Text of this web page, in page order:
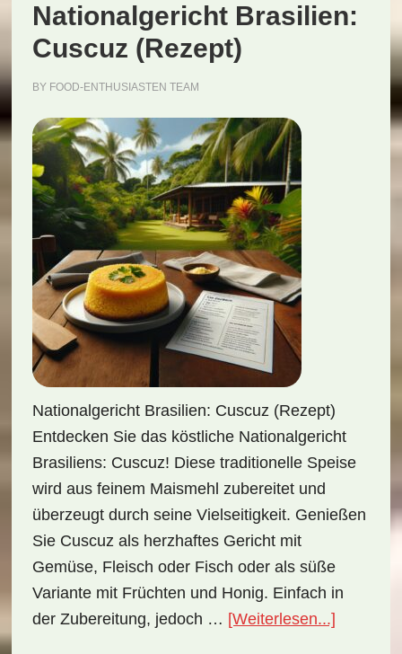
Nationalgericht Brasilien:
Cuscuz (Rezept)
BY FOOD-ENTHUSIASTEN TEAM
Nationalgericht Brasilien: Cuscuz (Rezept)
Entdecken Sie das köstliche Nationalgericht
Brasiliens: Cuscuz! Diese traditionelle Speise
wird aus feinem Maismehl zubereitet und
überzeugt durch seine Vielseitigkeit. Genießen
Sie Cuscuz als herzhaftes Gericht mit
Gemüse, Fleisch oder Fisch oder als süße
Variante mit Früchten und Honig. Einfach in
der Zubereitung, jedoch … [Weiterlesen...]